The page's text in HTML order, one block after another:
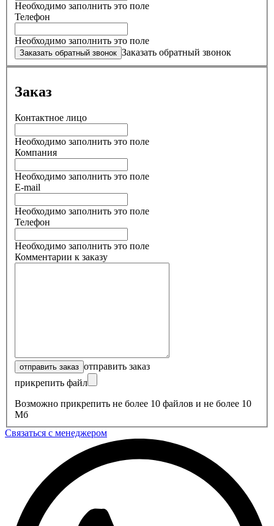
Необходимо заполнить это поле
Телефон
Необходимо заполнить это поле
Заказать обратный звонок
Заказ
Контактное лицо
Необходимо заполнить это поле
Компания
Необходимо заполнить это поле
E-mail
Необходимо заполнить это поле
Телефон
Необходимо заполнить это поле
Комментарии к заказу
отправить заказ
прикрепить файл
Возможно прикрепить не более 10 файлов и не более 10
Мб
Связаться с менеджером